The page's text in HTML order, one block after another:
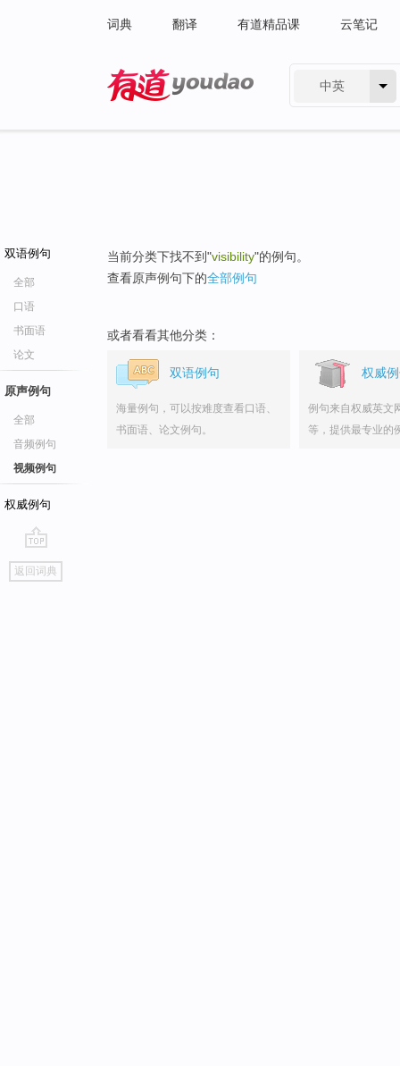
词典 翻译 有道精品课 云笔记
中英
双语例句
全部
口语
书面语
论文
原声例句
全部
音频例句
视频例句
权威例句
go
top
返回词典
当前分类下找不到"visibility"的例句。
查看原声例句下的全部例句
或者看看其他分类：
双语例句
海量例句，可以按难度查看口语、
书面语、论文例句。
权威
例句来自权威英文
等，提供最专业的